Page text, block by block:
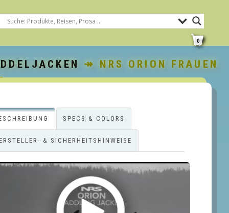
0
↠ NRS ORION FRAUEN
SPECS & COLORS
& SICHERHEITSHINWEISE